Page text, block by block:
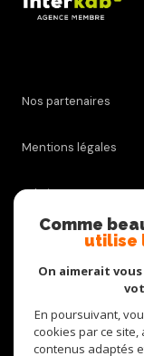
Nos partenaires
Mentions légales
Admin
Nos honoraires
Cookies
Comme
utilise
On aimerait
En poursuivant,
cookies par ce
contenus adaptés